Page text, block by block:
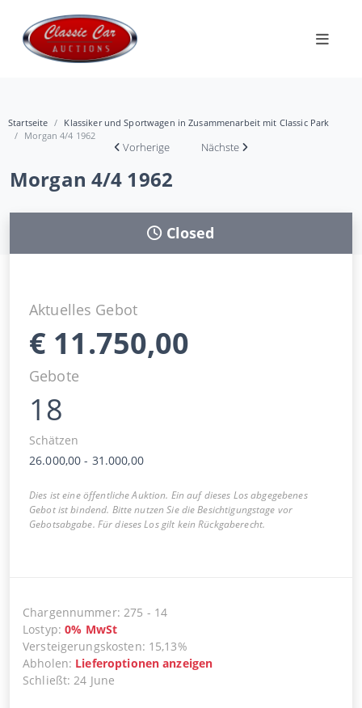
Startseite
Klassiker und Sportwagen in Zusammenarbeit mit Classic Park
Morgan 4/4 1962
Vorherige Nächste
Morgan 4/4 1962
Closed
Aktuelles Gebot
€ 11.750,00
Gebote
18
Schätzen
26.000,00 - 31.000,00
Dies ist eine öffentliche Auktion. Ein auf dieses Los abgegebenes
Gebot ist bindend. Bitte nutzen Sie die Besichtigungstage vor
Gebotsabgabe. Für dieses Los gilt kein Rückgaberecht.
Chargennummer:275 - 14
Lostyp:0% MwSt
Versteigerungskosten: 15,13%
Abholen: Lieferoptionen anzeigen
Schließt:24 June